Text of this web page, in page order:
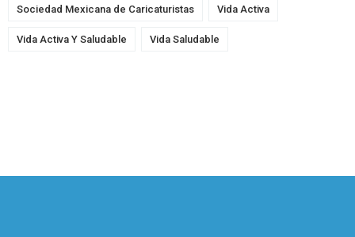
Sociedad Mexicana de Caricaturistas Vida Activa
Vida Activa Y Saludable Vida Saludable